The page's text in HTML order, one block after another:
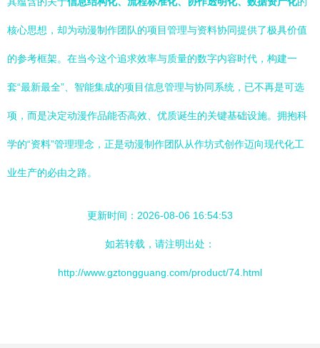
核心思想，却为动漫制作团队的项目管理与资料协同提供了极具价值
的参考框架。在当今这个追求效率与质量的数字内容时代，构建一
套“最新最全”、智能集成的项目信息管理与协同系统，已不再是可选
项，而是决定动漫作品能否高效、优质诞生的关键基础设施。拥抱科
学的“资料”管理理念，正是动漫制作团队从作坊式创作迈向现代化工
业生产的必由之路。
更新时间：2026-08-06 16:54:53
如若转载，请注明出处：
http://www.gztongguang.com/product/74.html